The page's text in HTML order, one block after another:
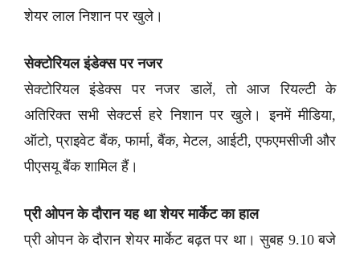
शेयर लाल निशान पर खुले।
सेक्टोरियल इंडेक्स पर नजर
सेक्टोरियल इंडेक्स पर नजर डालें, तो आज रियल्टी के
अतिरिक्त सभी सेक्टर्स हरे निशान पर खुले। इनमें मीडिया,
ऑटो, प्राइवेट बैंक, फार्मा, बैंक, मेटल, आईटी, एफएमसीजी और
पीएसयू बैंक शामिल हैं।
प्री ओपन के दौरान यह था शेयर मार्केट का हाल
प्री ओपन के दौरान शेयर मार्केट बढ़त पर था। सुबह 9.10 बजे